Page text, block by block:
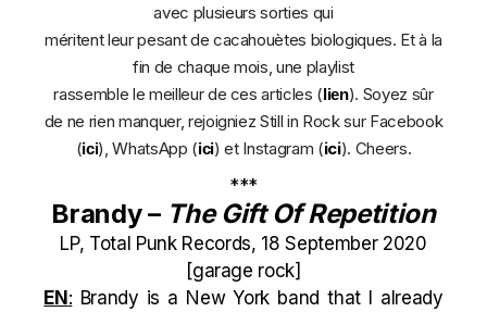
avec plusieurs sorties qui
méritent leur pesant de cacahouètes biologiques. Et à la
fin de chaque mois, une playlist
rassemble le meilleur de ces articles (lien). Soyez sûr
de ne rien manquer, rejoigniez Still in Rock sur Facebook
(ici), WhatsApp (ici) et Instagram (ici). Cheers.
***
Brandy – The Gift Of Repetition
LP, Total Punk Records, 18 September 2020
[garage rock]
EN: Brandy is a New York band that I already